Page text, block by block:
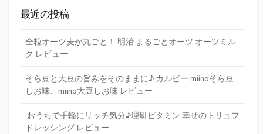
最近の投稿
全粒オーツ麦が丸ごと！ 明治 まるごとオーツ オーツミル
ク レビュー
そら豆と大豆の旨みをそのままに♪ カルビー miinoそら豆
しお味、miino大豆しお味 レビュー
おうちで手軽にリッチ気分♪理研ビタミン 幸せのトリュフ
ドレッシング レビュー